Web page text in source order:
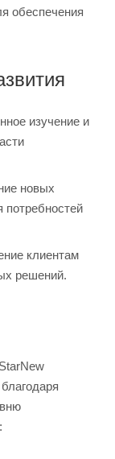
обеспечения
изучение и
новых
потребностей
клиентам
решений.